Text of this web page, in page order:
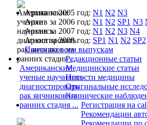
Американские
ученые научились
диагностировать
рак яичников на
ранних стадия ...
Архив за 2005 год: N1 N2 N3
Архив за 2006 год: N1 N2 SP1 N3
Архив за 2007 год: N1 N2 N3 N4
Архив за 2008 год: SP1 N1 N2 SP2
Поиск по всем выпускам
Редакционные статьи
Медицинские статьи
Новости медицины
Оригинальные
Клинические
Регистрация на
Рекомендации
Рекомендации по